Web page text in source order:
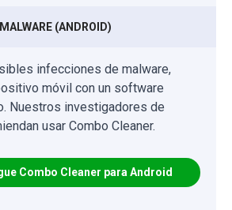
(ANDROID)
infecciones de malware,
móvil con un software
Nuestros investigadores de
usar Combo Cleaner.
Combo Cleaner para Android